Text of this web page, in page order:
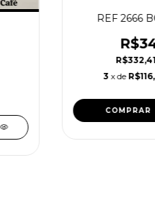
REF 2666
3 x de
COMPRAR